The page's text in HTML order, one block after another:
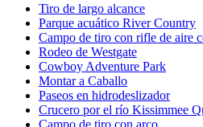
Tiro de largo alcance
Parque acuático River Country
Campo de tiro con rifle de aire
Rodeo de Westgate
Cowboy Adventure Park
Montar a Caballo
Paseos en hidrodeslizador
Crucero por el río Kissimmee
Campo de tiro con arco